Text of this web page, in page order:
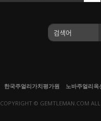
검색
한국주얼리가치평가원 노바주얼리옥
COPYRIGHT © GEMTLEMAN.COM ALL